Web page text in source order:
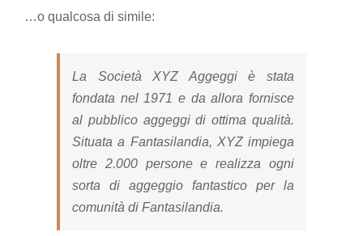
…o qualcosa di simile:
La Società XYZ Aggeggi è stata
fondata nel 1971 e da allora fornisce
al pubblico aggeggi di ottima qualità.
Situata a Fantasilandia, XYZ impiega
oltre 2.000 persone e realizza ogni
sorta di aggeggio fantastico per la
comunità di Fantasilandia.